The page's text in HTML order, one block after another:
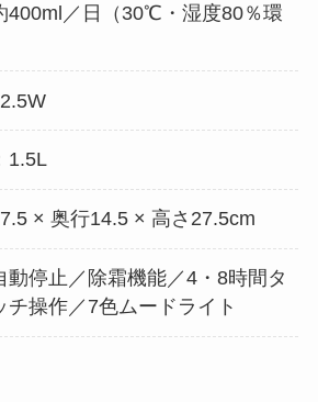
400ml／日（30℃・湿度80％環
1.5L
× 奥行14.5 × 高さ27.5cm
動停止／除霜機能／4・8時間タ
チ操作／7色ムードライト